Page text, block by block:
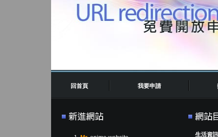
回首頁 我要申請
生活資訊